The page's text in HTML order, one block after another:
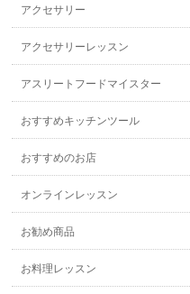
アクセサリー
アクセサリーレッスン
アスリートフードマイスター
おすすめキッチンツール
おすすめのお店
オンラインレッスン
お勧め商品
お料理レッスン